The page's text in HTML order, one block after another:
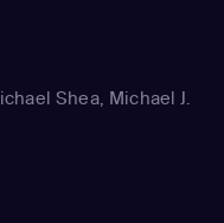
Shea, Michael J.